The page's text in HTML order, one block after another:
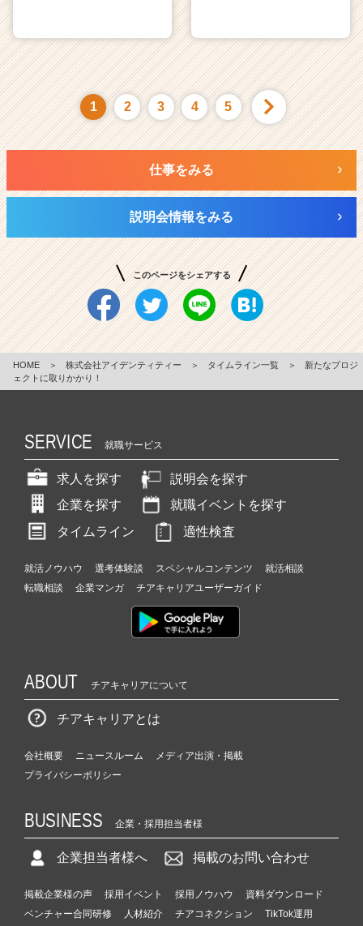
1 2 3 4 5
仕事をみる
説明会情報をみる
このページをシェアする
HOME ＞ 株式会社アイデンティティー ＞ タイムライン一覧 ＞
新たなプロジ
ェクトに取りかかり！
SERVICE 就職サービス
求人を探す
説明会を探す
企業を探す
就職イベントを探す
タイムライン
適性検査
就活ノウハウ 選考体験談 スペシャルコンテンツ
就活相談
転職相談
企業マンガ チアキャリアユーザーガイド
ABOUT チアキャリアについて
チアキャリアとは
会社概要 ニュースルーム
メディア出演・掲載
プライバシーポリシー
BUSINESS 企業・採用担当者様
企業担当者様へ 掲載のお問い合わせ
掲載企業様の声 採用イベント 採用ノウハウ
資料ダウンロード
ベンチャー合同研修
人材紹介 チアコネクション TikTok運用